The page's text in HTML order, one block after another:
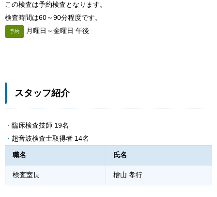
この検査は予約検査となります。
検査時間は60～90分程度です。
予約 月曜日～金曜日 午後
スタッフ紹介
臨床検査技師 19名
超音波検査士取得者 14名
職名 氏名
検査室長 檜山 孝行